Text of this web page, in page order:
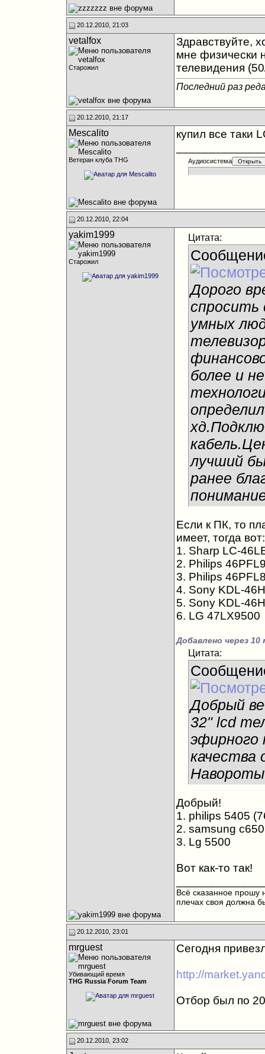
20.12.2010, 21:03
vetalfox
Старожил
Здравствуйте,
мне физически
телевидения
Последний раз
20.12.2010, 21:17
Mescalito
Ветеран клуба THG
купил все таки
Аудиосистема
20.12.2010, 22:04
yakim1999
Старожил
Цитата:
Дорого
спросить
умных
более и
лучший
ранее
Если к ПК, то
имеет, тогда вот:
1. Sharp LC-
2. Philips
3. Philips
4. Sony KDL-
5. Sony KDL-
6. LG 47LX9500
Добавлено через 10
Цитата:
Добрый
32" lcd
эфирного
качества
Добрый!
1. philips 5405
2. samsung c650
3. Lg 5500
Вот как-то так!
Всё сказанное прошу
плечах своя должна
20.12.2010, 23:01
mrguest
Убивающий время
THG Russia Forum Team
Сегодня
http://
Отбор был по
20.12.2010, 23:02